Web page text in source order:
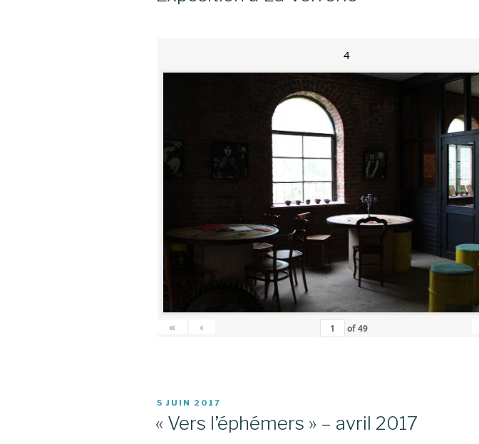
4
« ‹ of49
PUBLIÉ
5 JUIN 2017
« Vers l’éphémers » – avril 2017